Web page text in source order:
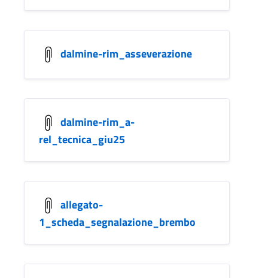
dalmine-rim_asseverazione
dalmine-rim_a-
rel_tecnica_giu25
allegato-
1_scheda_segnalazione_brembo